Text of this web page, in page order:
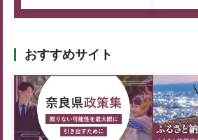
おすすめサイト